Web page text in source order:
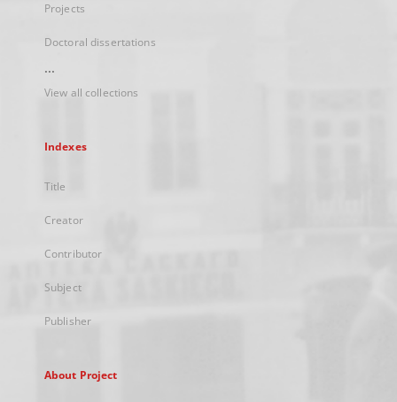
Projects
Doctoral dissertations
...
View all collections
Indexes
Title
Creator
Contributor
Subject
Publisher
About Project